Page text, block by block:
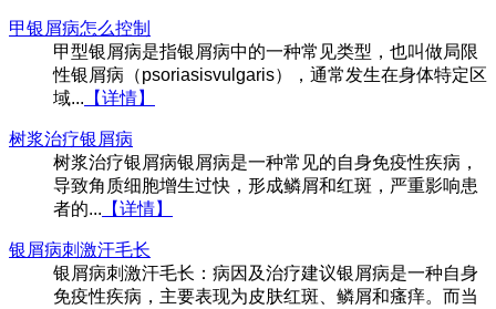
甲银屑病怎么控制
甲型银屑病是指银屑病中的一种常见类型，也叫做局限
性银屑病（psoriasisvulgaris），通常发生在身体特定区
域... 【详情】
树浆治疗银屑病
树浆治疗银屑病银屑病是一种常见的自身免疫性疾病，
导致角质细胞增生过快，形成鳞屑和红斑，严重影响患
者的... 【详情】
银屑病刺激汗毛长
银屑病刺激汗毛长：病因及治疗建议银屑病是一种自身
免疫性疾病，主要表现为皮肤红斑、鳞屑和瘙痒。而当